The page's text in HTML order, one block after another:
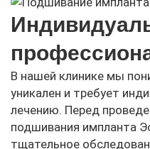
В нашей клинике мы
уникален и требует
лечению. Перед
подшивания импланта
тщательное